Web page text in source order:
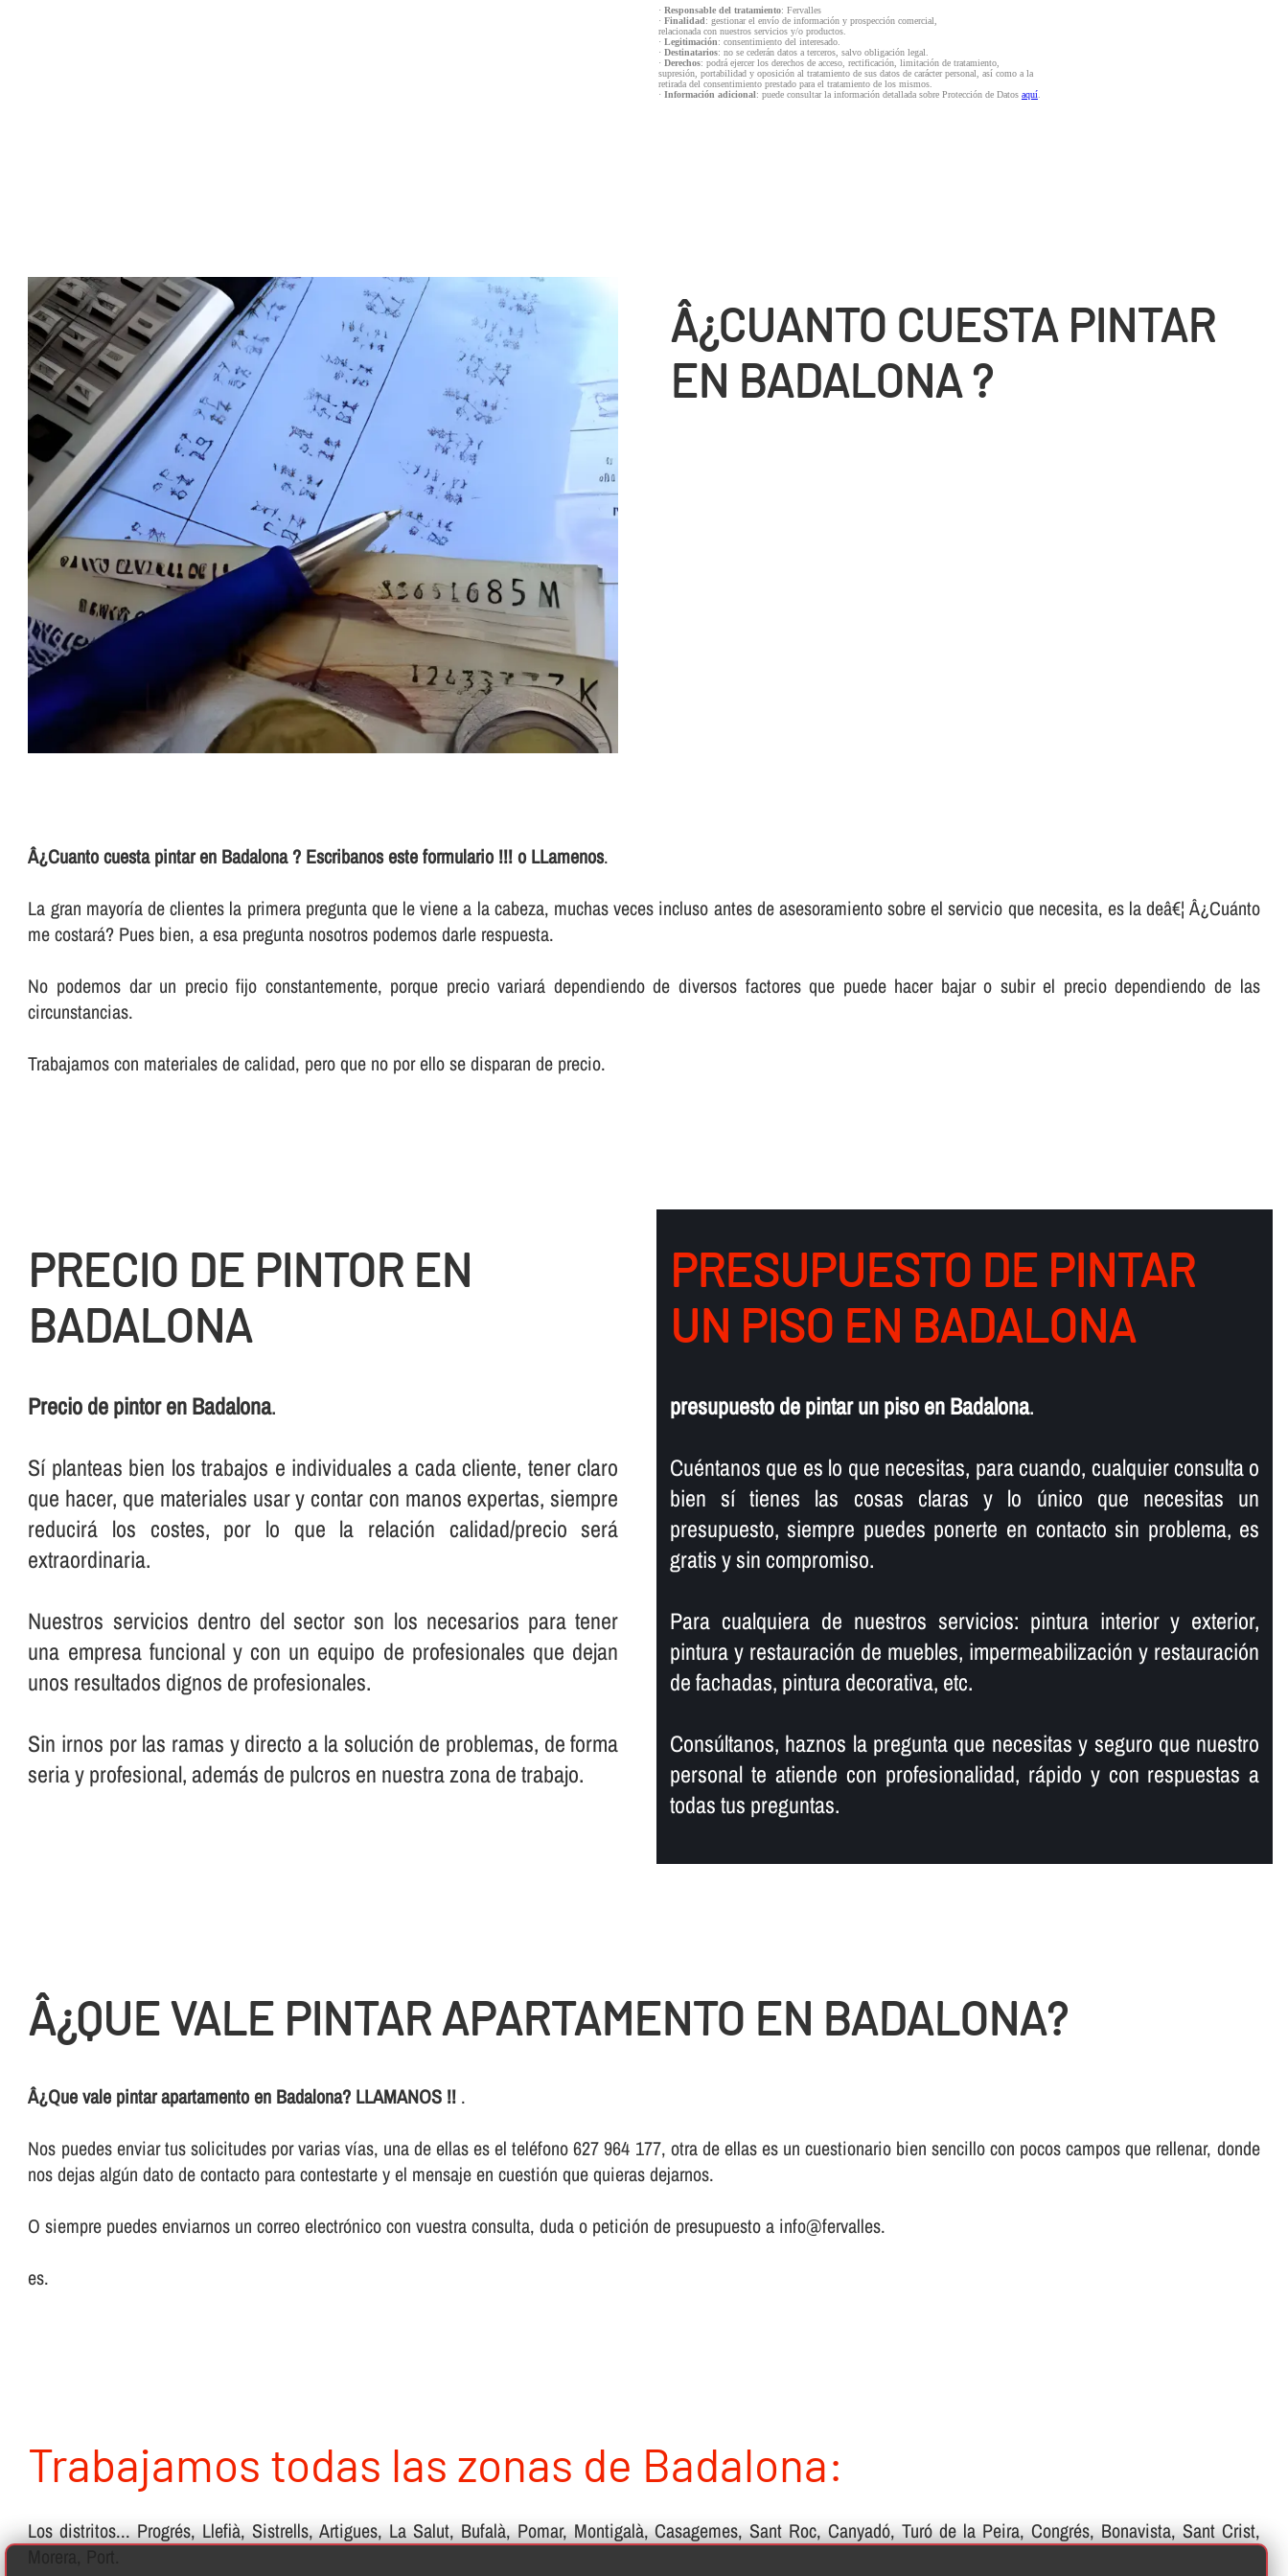
· Responsable del tratamiento: Fervalles
· Finalidad: gestionar el envío de información y prospección comercial,
relacionada con nuestros servicios y/o productos.
· Legitimación: consentimiento del interesado.
· Destinatarios: no se cederán datos a terceros, salvo obligación legal.
· Derechos: podrá ejercer los derechos de acceso, rectificación, limitación de tratamiento,
supresión, portabilidad y oposición al tratamiento de sus datos de carácter personal, así como a la
retirada del consentimiento prestado para el tratamiento de los mismos.
· Información adicional: puede consultar la información detallada sobre Protección de Datos aquí.
Â¿CUANTO CUESTA PINTAR
EN BADALONA ?
Â¿Cuanto cuesta pintar en Badalona ? Escribanos este formulario !!! o LLamenos.
La gran mayorí­a de clientes la primera pregunta que le viene a la cabeza, muchas veces incluso antes de asesoramiento sobre el servicio que necesita, es la deâ€¦ Â¿Cuánto
me costará? Pues bien, a esa pregunta nosotros podemos darle respuesta.
No podemos dar un precio fijo constantemente, porque precio variará dependiendo de diversos factores que puede hacer bajar o subir el precio dependiendo de las
circunstancias.
Trabajamos con materiales de calidad, pero que no por ello se disparan de precio.
PRECIO DE PINTOR EN
BADALONA
Precio de pintor en Badalona.
Sí­ planteas bien los trabajos e individuales a cada cliente, tener claro
que hacer, que materiales usar y contar con manos expertas, siempre
reducirá los costes, por lo que la relación calidad/precio será
extraordinaria.
Nuestros servicios dentro del sector son los necesarios para tener
una empresa funcional y con un equipo de profesionales que dejan
unos resultados dignos de profesionales.
Sin irnos por las ramas y directo a la solución de problemas, de forma
seria y profesional, además de pulcros en nuestra zona de trabajo.
PRESUPUESTO DE PINTAR
UN PISO EN BADALONA
presupuesto de pintar un piso en Badalona.
Cuéntanos que es lo que necesitas, para cuando, cualquier consulta o
bien sí­ tienes las cosas claras y lo único que necesitas un
presupuesto, siempre puedes ponerte en contacto sin problema, es
gratis y sin compromiso.
Para cualquiera de nuestros servicios: pintura interior y exterior,
pintura y restauración de muebles, impermeabilización y restauración
de fachadas, pintura decorativa, etc.
Consúltanos, haznos la pregunta que necesitas y seguro que nuestro
personal te atiende con profesionalidad, rápido y con respuestas a
todas tus preguntas.
Â¿QUE VALE PINTAR APARTAMENTO EN BADALONA?
Â¿Que vale pintar apartamento en Badalona? LLAMANOS !! .
Nos puedes enviar tus solicitudes por varias ví­as, una de ellas es el teléfono 627 964 177, otra de ellas es un cuestionario bien sencillo con pocos campos que rellenar, donde
nos dejas algún dato de contacto para contestarte y el mensaje en cuestión que quieras dejarnos.
O siempre puedes enviarnos un correo electrónico con vuestra consulta, duda o petición de presupuesto a info@fervalles.
es.
Trabajamos todas las zonas de Badalona:
Los distritos... Progrés, Llefià, Sistrells, Artigues, La Salut, Bufalà, Pomar, Montigalà, Casagemes, Sant Roc, Canyadó, Turó de la Peira, Congrés, Bonavista, Sant Crist,